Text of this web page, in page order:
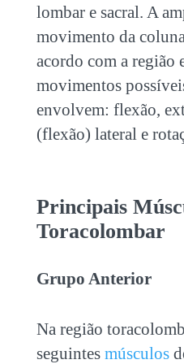
lombar e sacral. A
movimento da
acordo com a
movimentos
envolvem: flexão,
(flexão) lateral e
Principais
Toracolombar
Grupo Anterior
Na região
seguintes músculos